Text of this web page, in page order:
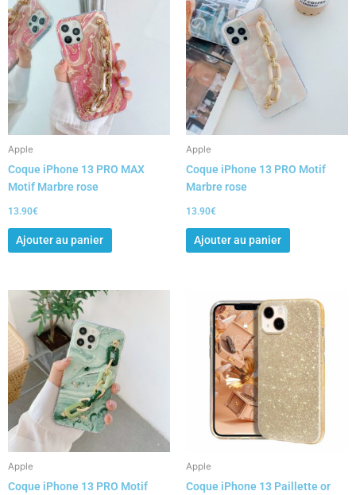
Apple
Coque iPhone 13 PRO MAX
Motif Marbre rose
13.90€
Ajouter au panier
Apple
Coque iPhone 13 PRO Motif
Marbre rose
13.90€
Ajouter au panier
Apple
Coque iPhone 13 PRO Motif
Apple
Coque iPhone 13 Paillette or